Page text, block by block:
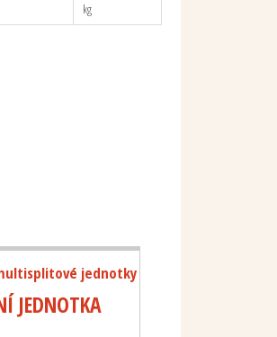
kg
jednotky
JEDNOTKA